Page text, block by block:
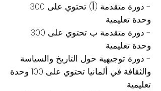
- دورة متقدمة (أ) تحتوي على 300
وحدة تعليمية
- دورة متقدمة ب تحتوي على 300
وحدة تعليمية
- دورة توجيهية حول التاريخ والسياسة
والثقافة في ألمانيا تحتوي على 100 وحدة
تعليمية